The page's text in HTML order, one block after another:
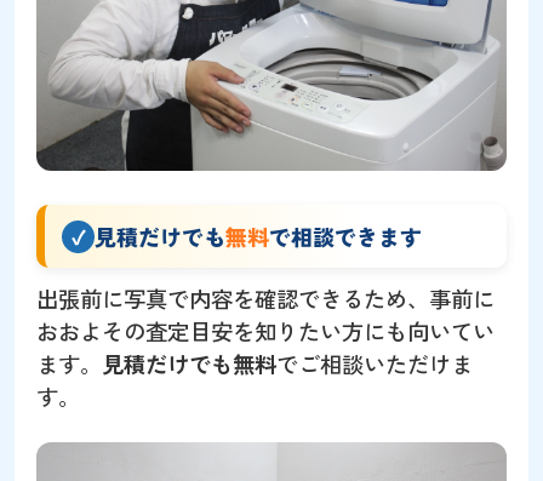
見積だけでも無料で相談できます
出張前に写真で内容を確認できるため、事前に
おおよその査定目安を知りたい方にも向いてい
ます。 見積だけでも無料でご相談いただけま
す。